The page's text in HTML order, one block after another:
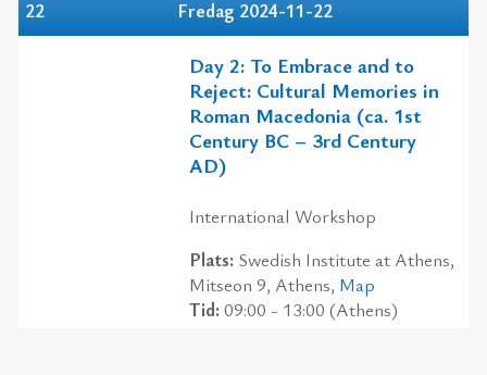
22
Fredag 2024-11-22
Day 2: To Embrace and to
Reject: Cultural Memories in
Roman Macedonia (ca. 1st
Century BC – 3rd Century
AD)
International Workshop
Plats: Swedish Institute at Athens,
Mitseon 9, Athens, Map
Tid: 09:00 - 13:00 (Athens)